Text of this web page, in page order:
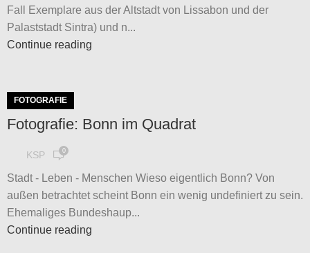
Fall Exemplare aus der Altstadt von Lissabon und der
Palaststadt Sintra) und n...
Continue reading
FOTOGRAFIE
Fotografie: Bonn im Quadrat
KSP 0
Stadt - Leben - Menschen Wieso eigentlich Bonn? Von
außen betrachtet scheint Bonn ein wenig undefiniert zu sein.
Ehemaliges Bundeshaup...
Continue reading